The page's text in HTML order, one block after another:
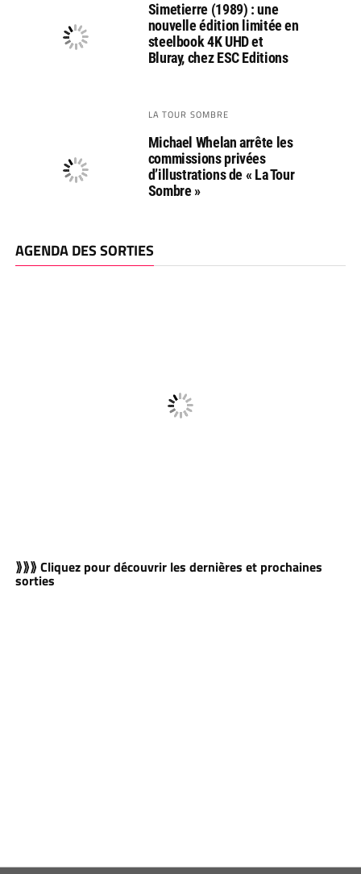
Simetierre (1989) : une
nouvelle édition limitée en
steelbook 4K UHD et
Bluray, chez ESC Editions
LA TOUR SOMBRE
Michael Whelan arrête les
commissions privées
d’illustrations de « La Tour
Sombre »
AGENDA DES SORTIES
⟫⟫⟫ Cliquez pour découvrir les dernières et prochaines
sorties